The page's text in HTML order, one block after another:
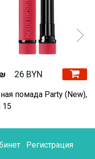
26 BYN
помада Party (New),
15
Регистрация